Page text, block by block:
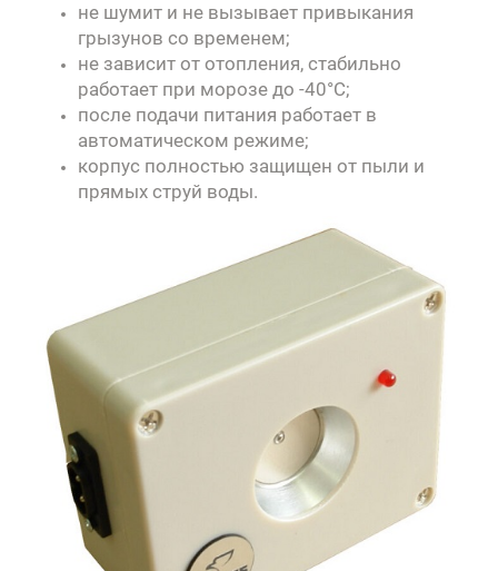
не шумит и не вызывает привыкания
грызунов со временем;
не зависит от отопления, стабильно
работает при морозе до -40°C;
после подачи питания работает в
автоматическом режиме;
корпус полностью защищен от пыли и
прямых струй воды.